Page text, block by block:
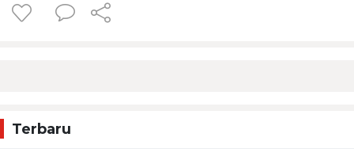
Terbaru